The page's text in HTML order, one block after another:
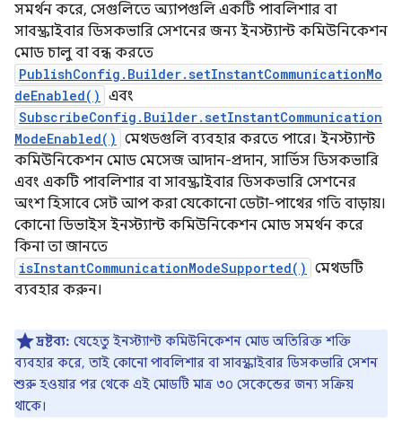
সমর্থন করে, সেগুলিতে অ্যাপগুলি একটি পাবলিশার বা
সাবস্ক্রাইবার ডিসকভারি সেশনের জন্য ইনস্ট্যান্ট কমিউনিকেশন
মোড চালু বা বন্ধ করতে
PublishConfig.Builder.setInstantCommunicationMo
deEnabled() এবং
SubscribeConfig.Builder.setInstantCommunication
ModeEnabled() মেথডগুলি ব্যবহার করতে পারে। ইনস্ট্যান্ট
কমিউনিকেশন মোড মেসেজ আদান-প্রদান, সার্ভিস ডিসকভারি
এবং একটি পাবলিশার বা সাবস্ক্রাইবার ডিসকভারি সেশনের
অংশ হিসাবে সেট আপ করা যেকোনো ডেটা-পাথের গতি বাড়ায়।
কোনো ডিভাইস ইনস্ট্যান্ট কমিউনিকেশন মোড সমর্থন করে
কিনা তা জানতে
isInstantCommunicationModeSupported() মেথডটি
ব্যবহার করুন।
দ্রষ্টব্য: যেহেতু ইনস্ট্যান্ট কমিউনিকেশন মোড অতিরিক্ত শক্তি
ব্যবহার করে, তাই কোনো পাবলিশার বা সাবস্ক্রাইবার ডিসকভারি সেশন
শুরু হওয়ার পর থেকে এই মোডটি মাত্র ৩০ সেকেন্ডের জন্য সক্রিয়
থাকে।